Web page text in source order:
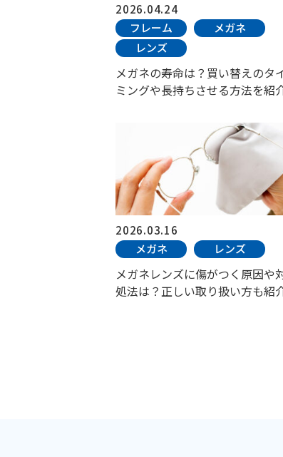
2026.04.24
フレーム
メガネ
レンズ
メガネの寿命は？買い替えのタ
ミングや長持ちさせる方法を紹
2026.03.16
メガネ
レンズ
メガネレンズに傷がつく原因や
処法は？正しい取り扱い方も紹